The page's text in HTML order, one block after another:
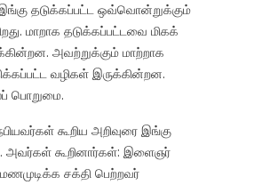
இங்கு தடுக்கப்பட்ட ஒவ்வொன்றுக்கும்
மாறாக தடுக்கப்பட்டவை மிகக்
அவற்றுக்கும் மாற்றாக
வழிகள் இருக்கின்றன.
பொறுமை.
கூறிய அறிவுரை இங்கு
அவர்கள் கூறினார்கள்: இளைஞர்
சக்தி பெற்றவர்